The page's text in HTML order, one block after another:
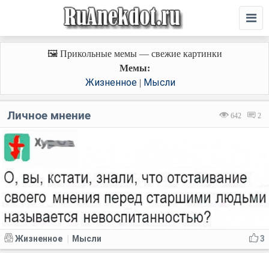
🖼️ Прикольные мемы — свежие картинки
Мемы:
Жизненное| Мысли
642 2
Личное мнение
3
Жизненное Мысли